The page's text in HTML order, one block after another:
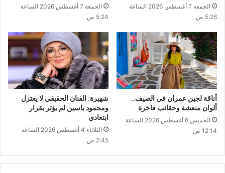
الجمعة 7 أغسطس 2026 الساعة
5:26 ص
الجمعة 7 أغسطس 2026 الساعة
5:24 ص
أناقة لجين عمران في الصيف..
ألوان منعشة وحقائب فاخرة
الخميس 6 أغسطس 2026 الساعة
12:14 ص
شهيرة: الفنان الحقيقي لا يعتزل
ومحمود ياسين لم يؤثر بقرار
ابتعادي
الثلاثاء 4 أغسطس 2026 الساعة
2:45 ص